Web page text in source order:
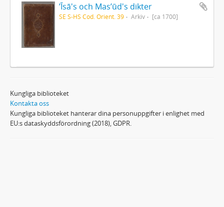
ʼĪsā's och Masʼūd's dikter
SE S-HS Cod. Orient. 39 Arkiv [ca 1700]
Kungliga biblioteket
Kontakta oss
Kungliga biblioteket hanterar dina personuppgifter i enlighet med
EU:s dataskyddsförordning (2018), GDPR.